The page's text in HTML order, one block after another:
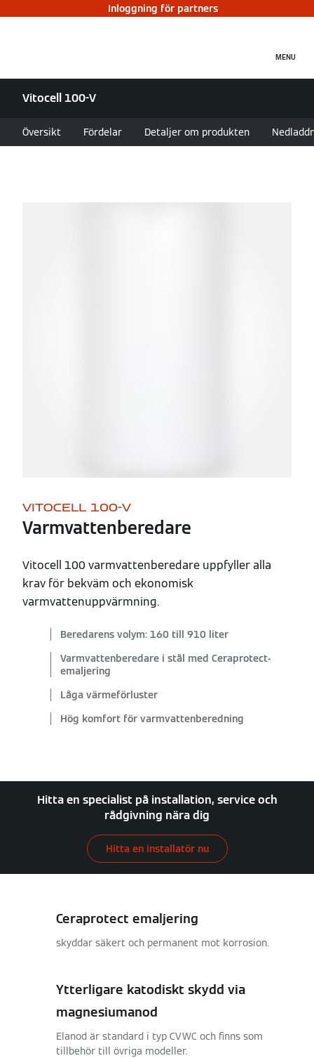
Inloggning för partners
MENU
Vitocell 100-V
Översikt Fördelar Detaljer om produkten
VITOCELL 100-V
Varmvattenberedare
Vitocell 100 varmvattenberedare uppfyller alla
krav för bekväm och ekonomisk
varmvattenuppvärmning.
Beredarens volym: 160 till 910 liter
Varmvattenberedare i stål med Ceraprotect-
emaljering
Låga värmeförluster
Hög komfort för varmvattenberedning
Hitta en specialist på installation, service och
rådgivning nära dig
Hitta en installatör nu
Ceraprotect emaljering
skyddar säkert och permanent mot korrosion.
Ytterligare katodiskt skydd via
magnesiumanod
Elanod är standard i typ CVWC och finns som
tillbehör till övriga modeller.